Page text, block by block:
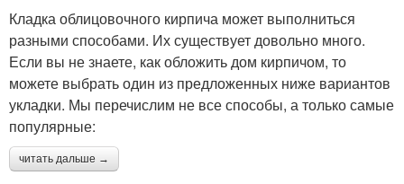
Кладка облицовочного кирпича может выполниться
разными способами. Их существует довольно много.
Если вы не знаете, как обложить дом кирпичом, то
можете выбрать один из предложенных ниже вариантов
укладки. Мы перечислим не все способы, а только самые
популярные:
читать дальше →